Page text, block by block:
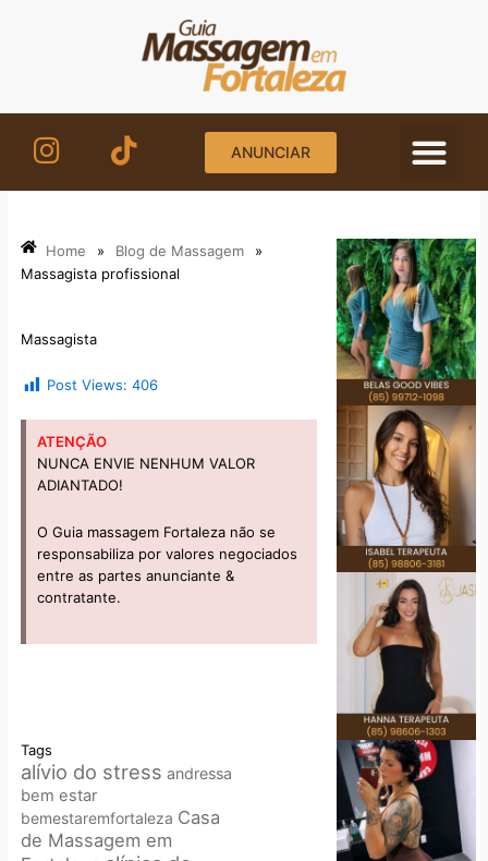
ANUNCIAR
Home » Blog de Massagem
»
Massagista profissional
Massagista
Post Views: 406
ATENÇÃO
NUNCA ENVIE NENHUM VALOR
ADIANTADO!
O Guia massagem Fortaleza não se
responsabiliza por valores negociados
entre as partes anunciante &
contratante.
Tags
alívio do stress andressa
bem estar
bemestaremfortaleza Casa
de Massagem em